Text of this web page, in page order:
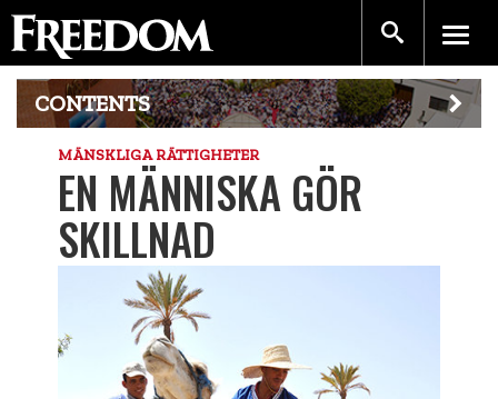
CONTENTS
MÄNSKLIGA RÄTTIGHETER
EN MÄNNISKA GÖR
SKILLNAD